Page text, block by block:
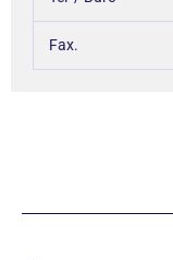
Fax.